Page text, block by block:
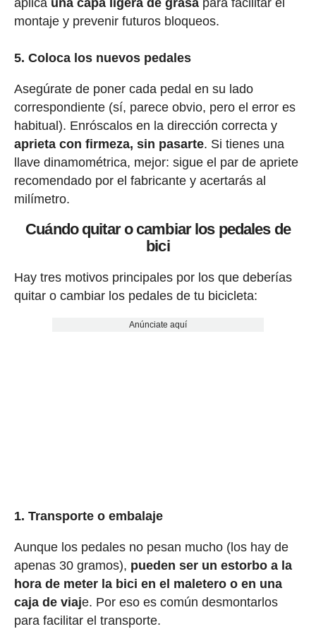
aplicauna capa ligera de grasapara facilitar el
montaje y prevenir futuros bloqueos.
5. Coloca los nuevos pedales
Asegúrate de poner cada pedal en su lado
correspondiente (sí, parece obvio, pero el error es
habitual). Enróscalos en la dirección correcta y
aprieta con firmeza, sin pasarte. Si tienes una
llave dinamométrica, mejor: sigue el par de apriete
recomendado por el fabricante y acertarás al
milímetro.
Cuándo quitar o cambiar los pedales de
bici
Hay tres motivos principales por los que deberías
quitar o cambiar los pedales de tu bicicleta:
Anúnciate aquí
1. Transporte o embalaje
Aunque los pedales no pesan mucho (los hay de
apenas 30 gramos), pueden ser un estorbo a la
hora de meter la bici en el maletero o en una
caja de viaje. Por eso es común desmontarlos
para facilitar el transporte.